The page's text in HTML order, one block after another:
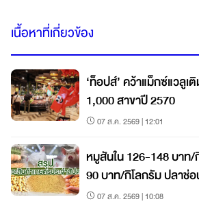
เนื้อหาที่เกี่ยวข้อง
‘ท็อปส์’ คว้าแม็กซ์แวลูเ
1,000 สาขาปี 2570
07 ส.ค. 2569 | 12:01
หมูสันใน 126-148 บาท/
90 บาท/กิโลกรัม ปลาช่
กิโลกรัม
07 ส.ค. 2569 | 10:08